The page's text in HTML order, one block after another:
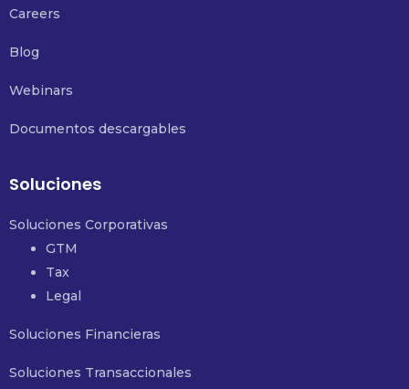
Careers
Blog
Webinars
Documentos descargables
Soluciones
Soluciones Corporativas
GTM
Tax
Legal
Soluciones Financieras
Soluciones Transaccionales